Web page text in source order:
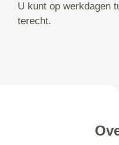
U kunt op werkdagen
terecht.